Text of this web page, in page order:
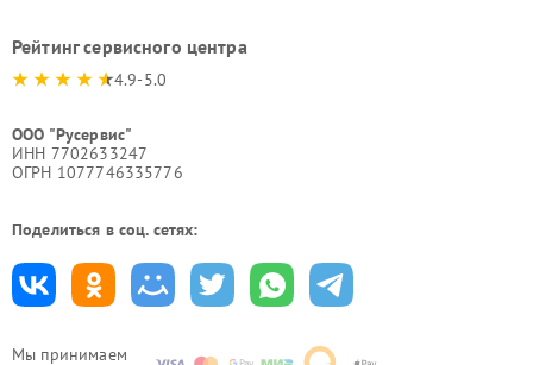
Мы принимаем
Рейтинг сервисного центра
4.9-5.0
ООО "Русервис"
ИНН 7702633247
ОГРН 1077746335776
Поделиться в соц. сетях: